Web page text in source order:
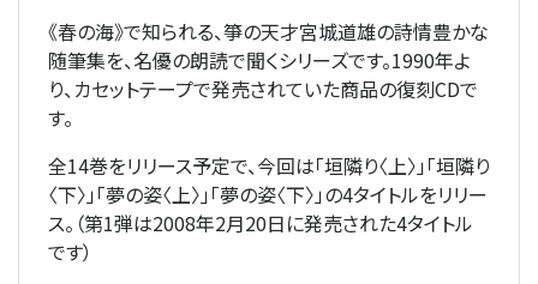
《春の海》で知られる、箏の天才宮城道雄の詩情豊かな
随筆集を、名優の朗読で聞くシリーズです。1990年よ
り、カセットテープで発売されていた商品の復刻CDで
す。
全14巻をリリース予定で、今回は「垣隣り〈上〉」「垣隣り
〈下〉」｢夢の姿〈上〉｣「夢の姿〈下〉」の4タイトルをリリー
ス。（第1弾は2008年2月20日に発売された4タイトル
です）